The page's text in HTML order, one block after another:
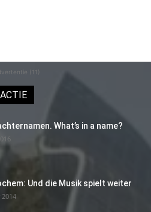
(11)
What’s in a name?
Und die Musik spielt weiter